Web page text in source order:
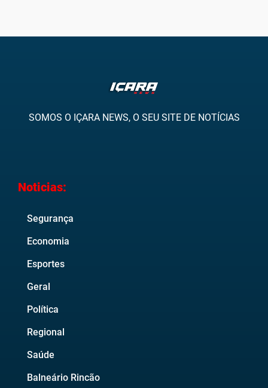
SOMOS O IÇARA NEWS, O SEU SITE DE NOTÍCIAS
Noticias:
Segurança
Economia
Esportes
Geral
Política
Regional
Saúde
Balneário Rincão